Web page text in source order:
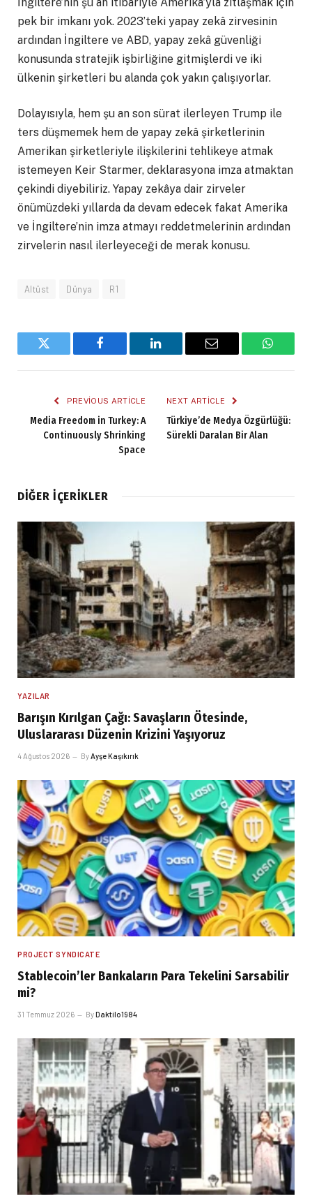
pek bir imkanı yok. 2023’teki yapay zekâ zirvesinin
ardından İngiltere ve ABD, yapay zekâ güvenliği
konusunda stratejik işbirliğine gitmişlerdi ve iki
ülkenin şirketleri bu alanda çok yakın çalışıyorlar.
Dolayısıyla, hem şu an son sürat ilerleyen Trump ile
ters düşmemek hem de yapay zekâ şirketlerinin
Amerikan şirketleriyle ilişkilerini tehlikeye atmak
istemeyen Keir Starmer, deklarasyona imza atmaktan
çekindi diyebiliriz. Yapay zekâya dair zirveler
önümüzdeki yıllarda da devam edecek fakat Amerika
ve İngiltere’nin imza atmayı reddetmelerinin ardından
zirvelerin nasıl ilerleyeceği de merak konusu.
Altüst Dünya R1
Twitter Facebook LinkedIn Email
PREVIOUS ARTICLE
Media Freedom in Turkey: A
Continuously Shrinking
Space
NEXT ARTICLE
Türkiye’de Medya Özgürlüğü:
Sürekli Daralan Bir Alan
DIĞER İÇERIKLER
YAZILAR
Barışın Kırılgan Çağı: Savaşların Ötesinde,
Uluslararası Düzenin Krizini Yaşıyoruz
4 Ağustos 2026 ByAyşe Kaşıkırık
PROJECT SYNDICATE
Stablecoin’ler Bankaların Para Tekelini Sarsabilir
mi?
31 Temmuz 2026 ByDaktilo1984